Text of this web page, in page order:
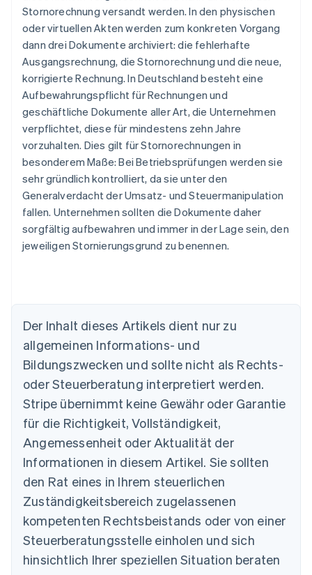
Stornorechnung versandt werden. In den physischen
oder virtuellen Akten werden zum konkreten Vorgang
dann drei Dokumente archiviert: die fehlerhafte
Ausgangsrechnung, die Stornorechnung und die neue,
korrigierte Rechnung. In Deutschland besteht eine
Aufbewahrungspflicht für Rechnungen und
geschäftliche Dokumente aller Art, die Unternehmen
verpflichtet, diese für mindestens zehn Jahre
vorzuhalten. Dies gilt für Stornorechnungen in
besonderem Maße: Bei Betriebsprüfungen werden sie
sehr gründlich kontrolliert, da sie unter den
Generalverdacht der Umsatz- und Steuermanipulation
fallen. Unternehmen sollten die Dokumente daher
sorgfältig aufbewahren und immer in der Lage sein, den
jeweiligen Stornierungsgrund zu benennen.
Der Inhalt dieses Artikels dient nur zu
allgemeinen Informations- und
Bildungszwecken und sollte nicht als Rechts-
oder Steuerberatung interpretiert werden.
Stripe übernimmt keine Gewähr oder Garantie
für die Richtigkeit, Vollständigkeit,
Angemessenheit oder Aktualität der
Informationen in diesem Artikel. Sie sollten
den Rat eines in Ihrem steuerlichen
Zuständigkeitsbereich zugelassenen
kompetenten Rechtsbeistands oder von einer
Steuerberatungsstelle einholen und sich
hinsichtlich Ihrer speziellen Situation beraten
NederlandsFrançais DeutschEnglish
PortuguêsEnglish
Bulgarien
English
Dänemark
English
Deutschland
Estland
English
Festlandchina
简体中文English
Finnland
EnglishSvenska
Frankreich
FrançaisEnglish
Gibraltar